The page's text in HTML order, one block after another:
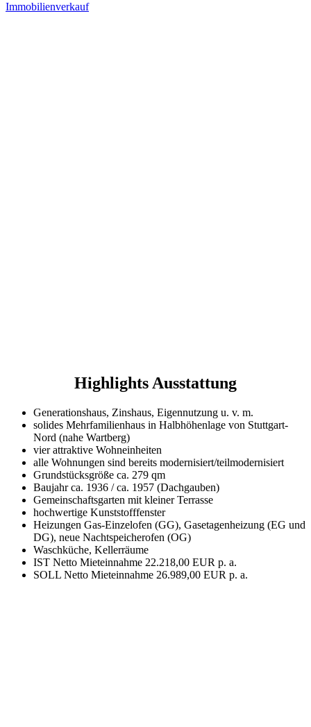
Immobilienverkauf
Highlights Ausstattung
Generationshaus, Zinshaus, Eigennutzung u. v. m.
solides Mehrfamilienhaus in Halbhöhenlage von Stuttgart-
Nord (nahe Wartberg)
vier attraktive Wohneinheiten
alle Wohnungen sind bereits modernisiert/teilmodernisiert
Grundstücksgröße ca. 279 qm
Baujahr ca. 1936 / ca. 1957 (Dachgauben)
Gemeinschaftsgarten mit kleiner Terrasse
hochwertige Kunststofffenster
Heizungen Gas-Einzelofen (GG), Gasetagenheizung (EG und
DG), neue Nachtspeicherofen (OG)
Waschküche, Kellerräume
IST Netto Mieteinnahme 22.218,00 EUR p. a.
SOLL Netto Mieteinnahme 26.989,00 EUR p. a.